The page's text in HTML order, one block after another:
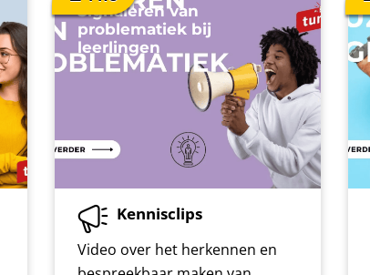
Signaleren van
problematiek bij
leerlingen
Kennisclips
Video over het herkennen en